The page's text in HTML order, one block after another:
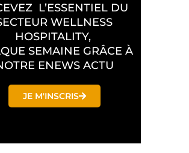
L’ESSENTIEL DU
WELLNESS
HOSPITALITY,
SEMAINE GRÂCE À
ENEWS ACTU
JE M'INSCRIS